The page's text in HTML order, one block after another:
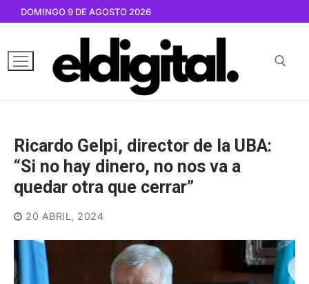
contenido
DOMINGO 9 DE AGOSTO 2026
Ricardo Gelpi, director de la UBA:
“Si no hay dinero, no nos va a
quedar otra que cerrar”
20 ABRIL, 2024